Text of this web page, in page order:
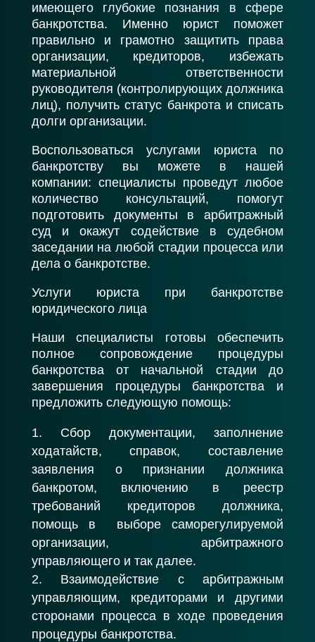
имеющего глубокие познания в сфере
банкротства. Именно юрист поможет
правильно и грамотно защитить права
организации, кредиторов, избежать
материальной ответственности
руководителя (контролирующих должника
лиц), получить статус банкрота и списать
долги организации.
Воспользоваться услугами юриста по
банкротству вы можете в нашей
компании: специалисты проведут любое
количество консультаций, помогут
подготовить документы в арбитражный
суд и окажут содействие в судебном
заседании на любой стадии процесса или
дела о банкротстве.
Услуги юриста при банкротстве
юридического лица
Наши специалисты готовы обеспечить
полное сопровождение процедуры
банкротства от начальной стадии до
завершения процедуры банкротства и
предложить следующую помощь:
Сбор документации, заполнение
ходатайств, справок, составление
заявления о признании должника
банкротом, включению в реестр
требований кредиторов должника,
помощь в выборе саморегулируемой
организации, арбитражного
управляющего и так далее.
Взаимодействие с арбитражным
управляющим, кредиторами и другими
сторонами процесса в ходе проведения
процедуры банкротства.